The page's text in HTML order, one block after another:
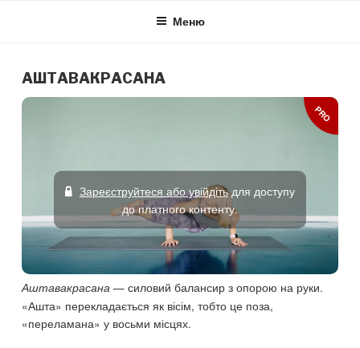
Меню
АШТАВАКРАСАНА
PRO
Зареєструйтеся або увійдітьдля доступу
до платного контенту.
Аштавакрасана — силовий балансир з опорою на руки.
«Ашта» перекладається як вісім, тобто це поза,
«переламана» у восьми місцях.